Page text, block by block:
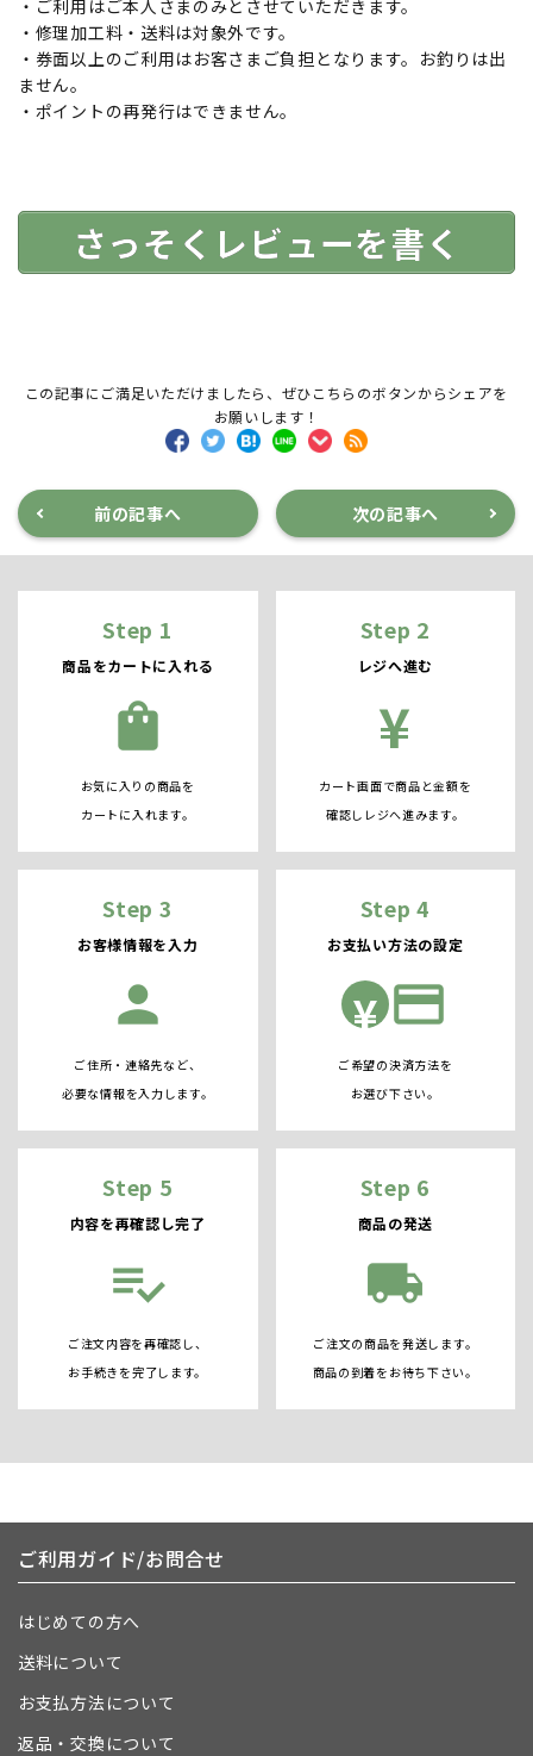
・ご利用はご本人さまのみとさせていただきます。
・修理加工料・送料は対象外です。
・券面以上のご利用はお客さまご負担となります。お釣りは出
ません。
・ポイントの再発行はできません。
さっそくレビューを書く
この記事にご満足いただけましたら、ぜひこちらのボタンからシェアを
お願いします！
前の記事へ 次の記事へ
Step 1
商品をカートに入れる
shopping_bag
お気に入りの商品を
カートに入れます。
Step 2
レジへ進む
¥
カート画面で商品と金額を
確認しレジへ進みます。
Step 3
お客様情報を入力
person
ご住所・連絡先など、
必要な情報を入力します。
Step 4
お支払い方法の設定
¥ credit_card
ご希望の決済方法を
お選び下さい。
Step 5
内容を再確認し完了
playlist_add_check
ご注文内容を再確認し、
お手続きを完了します。
Step 6
商品の発送
local_shipping
ご注文の商品を発送します。
商品の到着をお待ち下さい。
ご利用ガイド/お問合せ
はじめての方へ
送料について
お支払方法について
返品・交換について